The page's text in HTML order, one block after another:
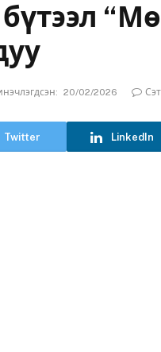
20/02/2026
Twitter LinkedIn